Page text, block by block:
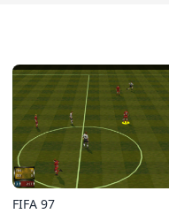
FIFA 97